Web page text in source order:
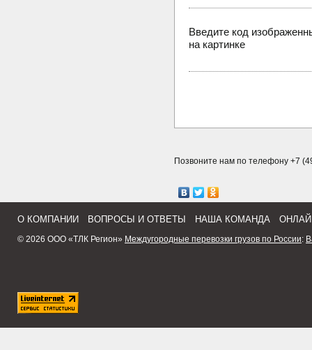
Введите код
на картинке
Позвоните нам по телефону +7
О КОМПАНИИ ВОПРОСЫ И ОТВЕТЫ НАША КОМАНДА
© 2026 ООО «ТЛК Регион» Междугородные перевозки грузов по России: